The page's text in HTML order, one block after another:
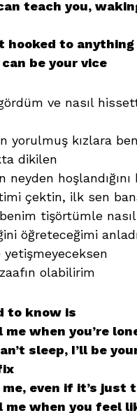
teach you,
hooked to anything
be your vice
ve nasıl
yorulmuş kızlara
dikilen
neyden
çektin, ilk sen
tişörtümle nasıl
öğreteceğimi
yetişmeyeceksen
olabilirim
to know is
me when you’re
sleep, I’ll be
even if it’s just
me when you feel